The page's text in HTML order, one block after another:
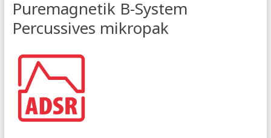
Puremagnetik B-System
Percussives mikropak